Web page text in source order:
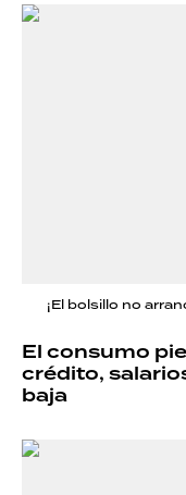
¡El bolsillo no
El consumo
crédito,
baja